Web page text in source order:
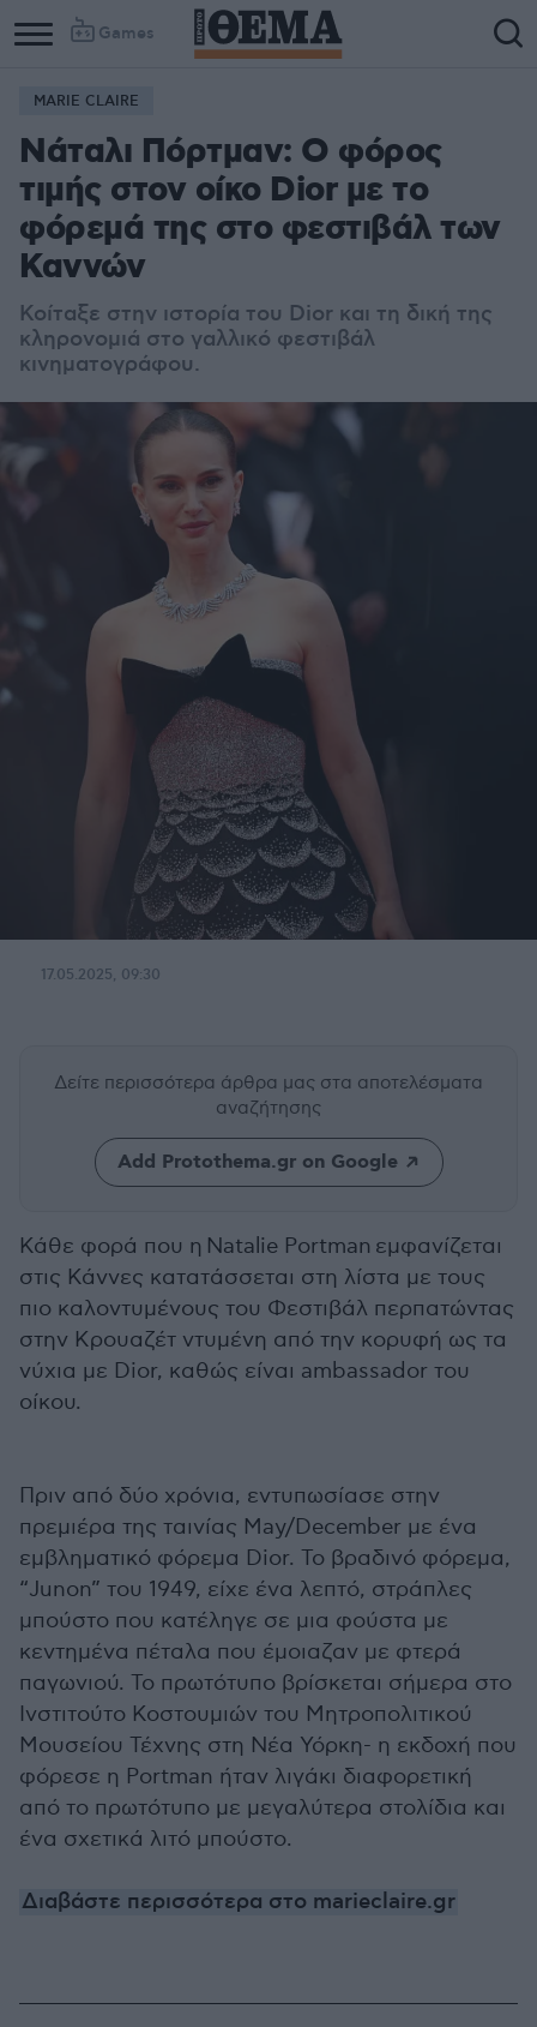
Games
MARIE CLAIRE
Νάταλι Πόρτμαν: Ο φόρος
τιμής στον οίκο Dior με το
φόρεμά της στο φεστιβάλ των
Καννών
Κοίταξε στην ιστορία του Dior και τη δική της
κληρονομιά στο γαλλικό φεστιβάλ
κινηματογράφου.
17.05.2025, 09:30
Δείτε περισσότερα άρθρα μας στα αποτελέσματα
αναζήτησης
Add Protothema.gr on Google
Κάθε φορά που η Natalie Portman εμφανίζεται
στις Κάννες κατατάσσεται στη λίστα με τους
πιο καλοντυμένους του Φεστιβάλ περπατώντας
στην Κρουαζέτ ντυμένη από την κορυφή ως τα
νύχια με Dior, καθώς είναι ambassador του
οίκου.
Πριν από δύο χρόνια, εντυπωσίασε στην
πρεμιέρα της ταινίας May/December με ένα
εμβληματικό φόρεμα Dior. Το βραδινό φόρεμα,
“Junon” του 1949, είχε ένα λεπτό, στράπλες
μπούστο που κατέληγε σε μια φούστα με
κεντημένα πέταλα που έμοιαζαν με φτερά
παγωνιού. Το πρωτότυπο βρίσκεται σήμερα στο
Ινστιτούτο Κοστουμιών του Μητροπολιτικού
Μουσείου Τέχνης στη Νέα Υόρκη- η εκδοχή που
φόρεσε η Portman ήταν λιγάκι διαφορετική
από το πρωτότυπο με μεγαλύτερα στολίδια και
ένα σχετικά λιτό μπούστο.
Διαβάστε περισσότερα στο marieclaire.gr